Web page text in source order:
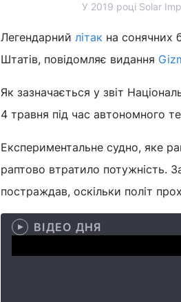
У 2019 році Solar
Легендарний літак на сонячних
Штатів, повідомляє видання
Як зазначається у звіт
4 травня під час автономного
Експериментальне судно, яке
раптово втратило потужність.
постраждав, оскільки політ
ВІДЕО ДНЯ